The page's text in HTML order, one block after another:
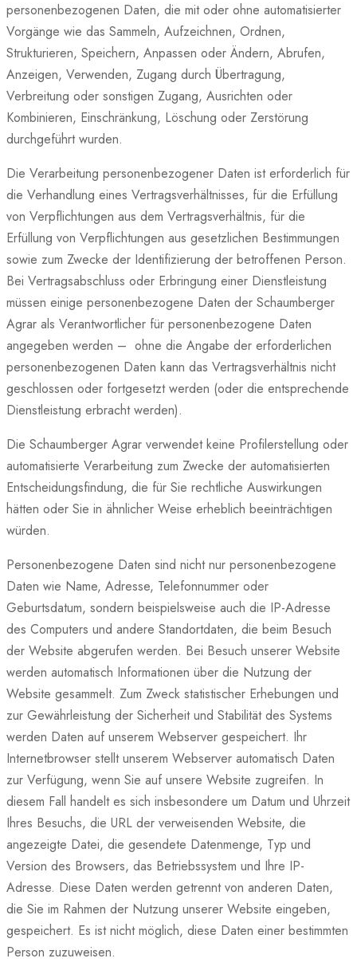
personenbezogenen Daten, die mit oder ohne automatisierter
Vorgänge wie das Sammeln, Aufzeichnen, Ordnen,
Strukturieren, Speichern, Anpassen oder Ändern, Abrufen,
Anzeigen, Verwenden, Zugang durch Übertragung,
Verbreitung oder sonstigen Zugang, Ausrichten oder
Kombinieren, Einschränkung, Löschung oder Zerstörung
durchgeführt wurden.
Die Verarbeitung personenbezogener Daten ist erforderlich für
die Verhandlung eines Vertragsverhältnisses, für die Erfüllung
von Verpflichtungen aus dem Vertragsverhältnis, für die
Erfüllung von Verpflichtungen aus gesetzlichen Bestimmungen
sowie zum Zwecke der Identifizierung der betroffenen Person.
Bei Vertragsabschluss oder Erbringung einer Dienstleistung
müssen einige personenbezogene Daten der Schaumberger
Agrar als Verantwortlicher für personenbezogene Daten
angegeben werden – ohne die Angabe der erforderlichen
personenbezogenen Daten kann das Vertragsverhältnis nicht
geschlossen oder fortgesetzt werden (oder die entsprechende
Dienstleistung erbracht werden).
Die Schaumberger Agrar verwendet keine Profilerstellung oder
automatisierte Verarbeitung zum Zwecke der automatisierten
Entscheidungsfindung, die für Sie rechtliche Auswirkungen
hätten oder Sie in ähnlicher Weise erheblich beeinträchtigen
würden.
Personenbezogene Daten sind nicht nur personenbezogene
Daten wie Name, Adresse, Telefonnummer oder
Geburtsdatum, sondern beispielsweise auch die IP-Adresse
des Computers und andere Standortdaten, die beim Besuch
der Website abgerufen werden. Bei Besuch unserer Website
werden automatisch Informationen über die Nutzung der
Website gesammelt. Zum Zweck statistischer Erhebungen und
zur Gewährleistung der Sicherheit und Stabilität des Systems
werden Daten auf unserem Webserver gespeichert. Ihr
Internetbrowser stellt unserem Webserver automatisch Daten
zur Verfügung, wenn Sie auf unsere Website zugreifen. In
diesem Fall handelt es sich insbesondere um Datum und Uhrzeit
Ihres Besuchs, die URL der verweisenden Website, die
angezeigte Datei, die gesendete Datenmenge, Typ und
Version des Browsers, das Betriebssystem und Ihre IP-
Adresse. Diese Daten werden getrennt von anderen Daten,
die Sie im Rahmen der Nutzung unserer Website eingeben,
gespeichert. Es ist nicht möglich, diese Daten einer bestimmten
Person zuzuweisen.